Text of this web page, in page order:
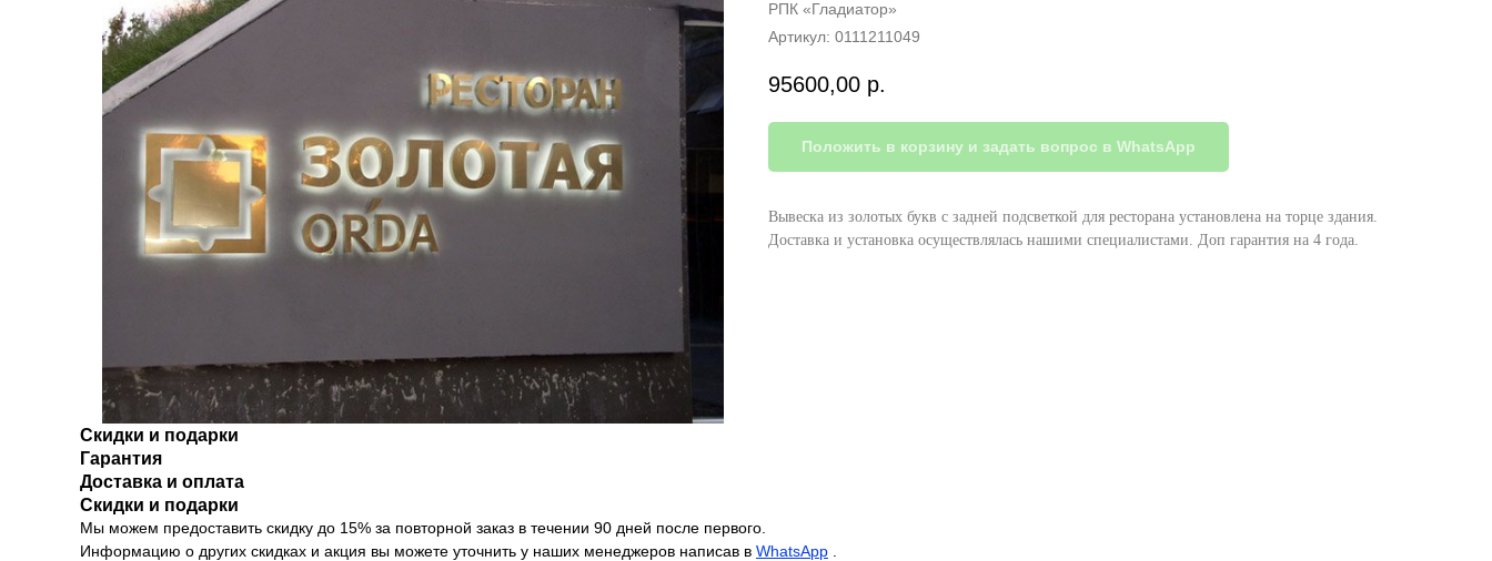
РПК «Гладиатор»
Артикул: 0111211049
95600,00 р.
Положить в корзину и задать вопрос в WhatsApp
Вывеска из золотых букв с задней подсветкой для ресторана установлена на торце здания.
Доставка и установка осуществлялась нашими специалистами. Доп гарантия на 4 года.
Скидки и подарки
Гарантия
Доставка и оплата
Скидки и подарки
Мы можем предоставить скидку до 15% за повторной заказ в течении 90 дней после первого.
Информацию о других скидках и акция вы можете уточнить у наших менеджеров написав в WhatsApp